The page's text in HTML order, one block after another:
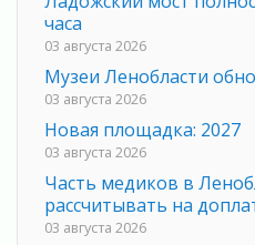
часа
03 августа 2026
Музеи Ленобласти
03 августа 2026
Новая площадка: 2027
03 августа 2026
Часть медиков в
рассчитывать на
03 августа 2026